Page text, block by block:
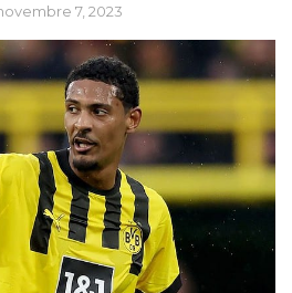
7, 2023